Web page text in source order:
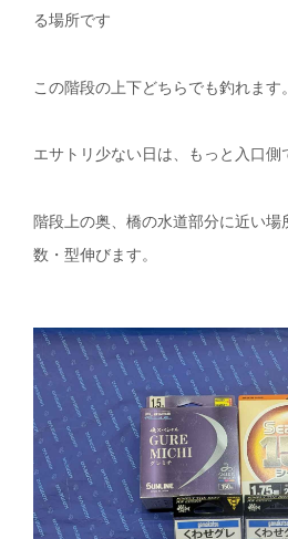
る場所です
この階段の上下どちらでも釣れます。
エサトリ少ない日は、もっと入口側
階段上の奥、橋の水道部分に近い
数・型伸びます。